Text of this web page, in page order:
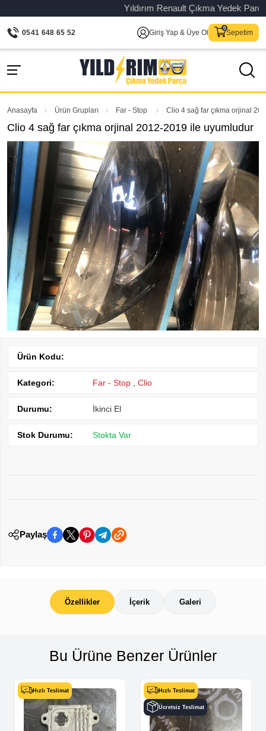
Yıldırım Renault Çıkma Yedek
0541 648 65 52 Giriş Yap & Üye Ol Sepetim
Anasayfa Ürün Grupları Far - Stop Clio 4 sağ far çıkma orjinal
Clio 4 sağ far çıkma orjinal 2012-2019 ile uyumludur
Ürün Kodu:
Kategori: Far - Stop Clio
Durumu: İkinci El
Stok Durumu: Stokta Var
Paylaş
Özellikler İçerik Galeri
Bu Ürüne Benzer Ürünler
Hızlı Teslimat Hızlı Teslimat
Ücretsiz Teslimat